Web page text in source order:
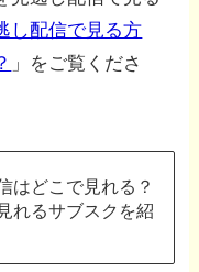
し配信で見る方
」をご覧くださ
はどこで見れる？
れるサブスクを紹